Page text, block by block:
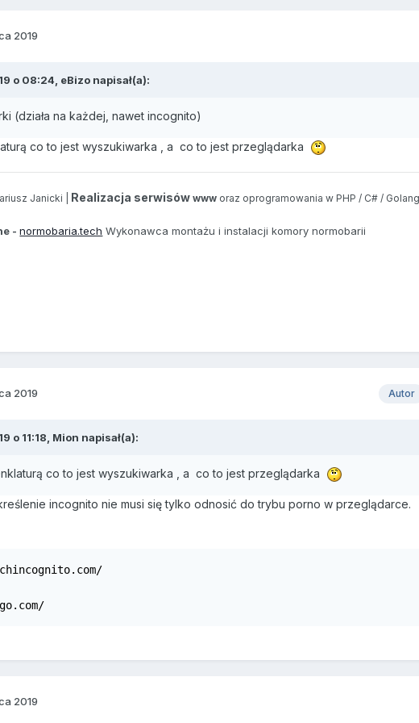
2019
o 08:24, eBizo napisał(a):
(działa na każdej, nawet incognito)
co to jest wyszukiwarka , a co to jest przeglądarka
Janicki | Realizacja serwisów www oraz oprogramowania w PHP / C# /
-normobaria.tech Wykonawca montażu i instalacji komory normobarii
Autor
2019
o 11:18, Mion napisał(a):
co to jest wyszukiwarka , a co to jest przeglądarka
incognito nie musi się tylko odnosić do trybu porno w przeglądarce.
2019